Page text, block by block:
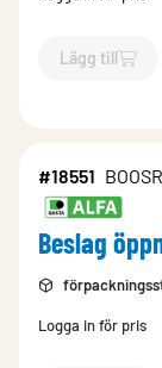
Lägg till
`$Lägg till
#18551
Beslag
Logga in för pris